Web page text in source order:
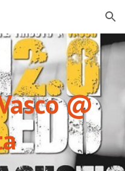
Skip to navigation
@